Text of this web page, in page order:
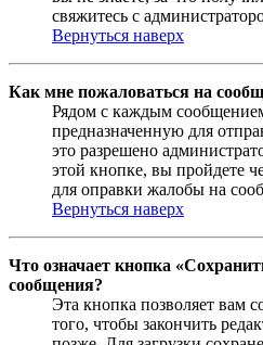
свяжитесь с
Вернуться наверх
Как мне пожаловаться на
Рядом с каждым
предназначенную для
это разрешено
этой кнопке, вы пройдете
для оправки жалобы на
Вернуться наверх
Что означает кнопка
сообщения?
Эта кнопка позволяет вам
того, чтобы закончить